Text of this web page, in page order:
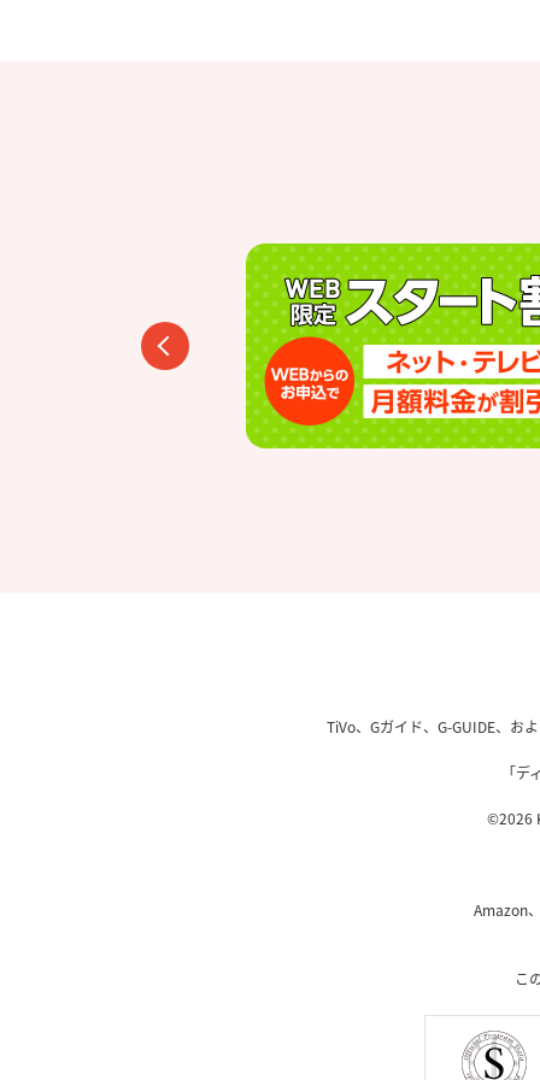
TiVo、Gガイド、G-GUIDE、お
「
©2026
Amazon
こ